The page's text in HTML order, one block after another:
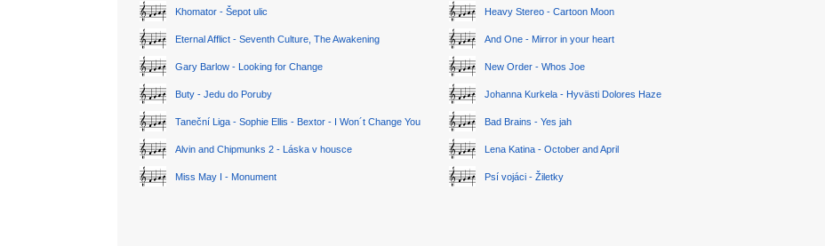
Khomator - Šepot ulic
Eternal Afflict - Seventh Culture, The Awakening
Gary Barlow - Looking for Change
Buty - Jedu do Poruby
Taneční Liga - Sophie Ellis - Bextor - I Won´t Change You
Alvin and Chipmunks 2 - Láska v housce
Miss May I - Monument
Heavy Stereo - Cartoon Moon
And One - Mirror in your heart
New Order - Whos Joe
Johanna Kurkela - Hyvästi Dolores Haze
Bad Brains - Yes jah
Lena Katina - October and April
Psí vojáci - Žiletky